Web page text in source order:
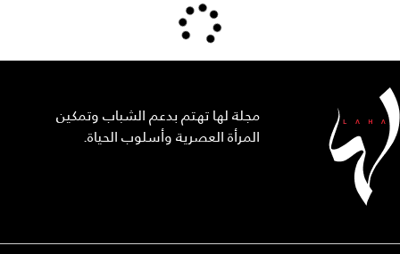
مجلة لها تهتم بدعم الشباب وتمكين
المرأة العصرية وأسلوب الحياة.